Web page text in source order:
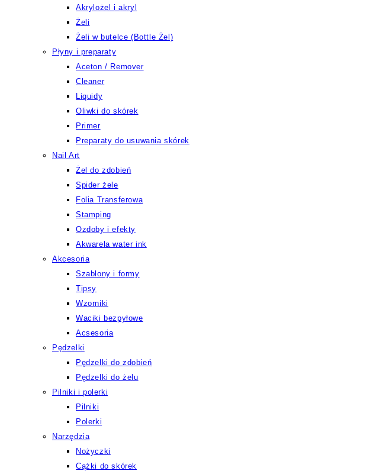
Akrylożel i akryl
Żeli
Żeli w butelce (Bottle Żel)
Płyny i preparaty
Aceton / Remover
Cleaner
Liquidy
Oliwki do skórek
Primer
Preparaty do usuwania skórek
Nail Art
Żel do zdobień
Spider żele
Folia Transferowa
Stamping
Ozdoby i efekty
Akwarela water ink
Akcesoria
Szablony i formy
Tipsy
Wzorniki
Waciki bezpyłowe
Acsesoria
Pędzelki
Pędzelki do zdobień
Pędzelki do żelu
Pilniki i polerki
Pilniki
Polerki
Narzędzia
Nożyczki
Cążki do skórek